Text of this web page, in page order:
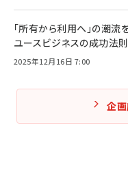
「所有から利用へ」の潮流
ユースビジネスの成功法
2025年12月16日 7:00
企